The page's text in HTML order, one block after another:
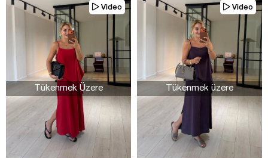
Tükenmek Üzere
Video
Tükenmek üzere
Video